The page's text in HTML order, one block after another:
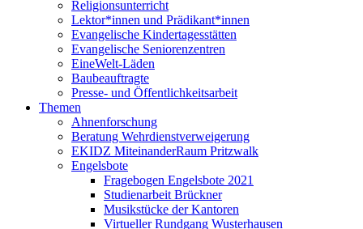
Religionsunterricht
Lektor*innen und Prädikant*innen
Evangelische Kindertagesstätten
Evangelische Seniorenzentren
EineWelt-Läden
Baubeauftragte
Presse- und Öffentlichkeitsarbeit
Themen
Ahnenforschung
Beratung Wehrdienstverweigerung
EKIDZ MiteinanderRaum Pritzwalk
Engelsbote
Fragebogen Engelsbote 2021
Studienarbeit Brückner
Musikstücke der Kantoren
Virtueller Rundgang Wusterhausen